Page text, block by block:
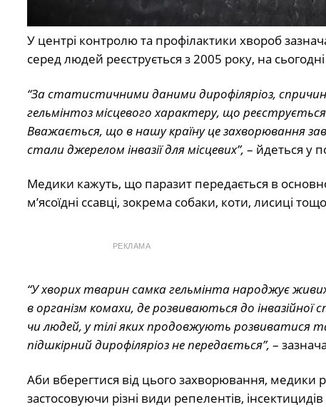
У центрі контролю та профілактики хвороб
серед людей реєструється з 2005 року, на
“За статистичними даними дирофіляріоз,
гельмінтоз місцевого характеру, що
Вважається, що в нашу країну це захворювання
стали джерелом інвазії для місцевих”, – йдеться у
Медики кажуть, що паразит передається в
м’ясоїдні ссавці, зокрема собаки, коти, лисиці
РЕКЛАМА
“У хворих тварин самка гельмінта народжує
в організм комахи, де розвиваються до
чи людей, у тілі яких продовжують розвиватися
підшкірний дирофіляріоз не передається”, –
Аби вберегтися від цього захворювання, медики
застосовуючи різні види репелентів,